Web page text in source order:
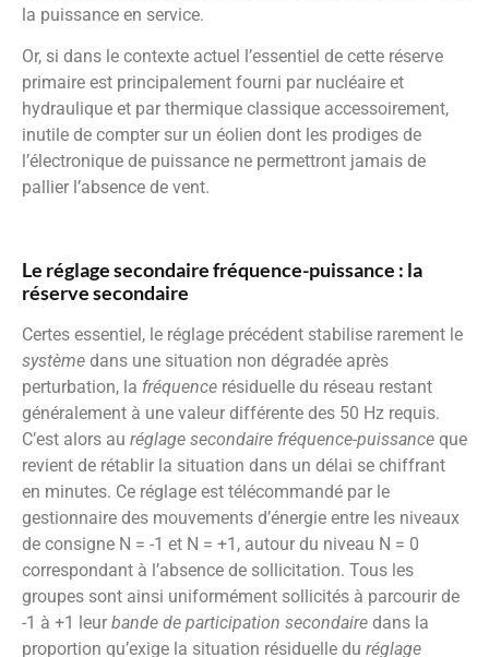
la puissance en service.
Or, si dans le contexte actuel l’essentiel de cette réserve
primaire est principalement fourni par nucléaire et
hydraulique et par thermique classique accessoirement,
inutile de compter sur un éolien dont les prodiges de
l’électronique de puissance ne permettront jamais de
pallier l’absence de vent.
Le réglage secondaire fréquence-puissance : la
réserve secondaire
Certes essentiel, le réglage précédent stabilise rarement le
système dans une situation non dégradée après
perturbation, la fréquence résiduelle du réseau restant
généralement à une valeur différente des 50 Hz requis.
C’est alors au réglage secondaire fréquence-puissance que
revient de rétablir la situation dans un délai se chiffrant
en minutes. Ce réglage est télécommandé par le
gestionnaire des mouvements d’énergie entre les niveaux
de consigne N = -1 et N = +1, autour du niveau N = 0
correspondant à l’absence de sollicitation. Tous les
groupes sont ainsi uniformément sollicités à parcourir de
-1 à +1 leur bande de participation secondaire dans la
proportion qu’exige la situation résiduelle du réglage